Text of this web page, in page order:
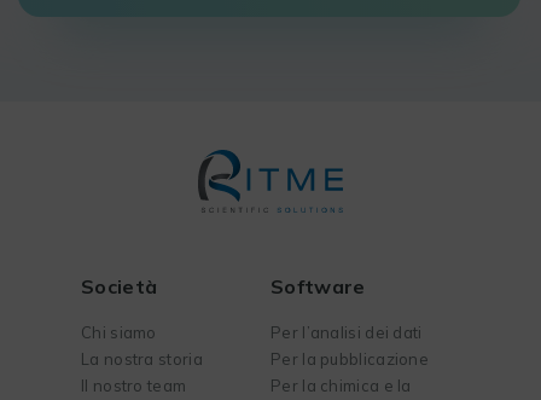
Società
Chi siamo
La nostra storia
Il nostro team
Software
Per l’analisi dei dati
Per la pubblicazione
Per la chimica e la